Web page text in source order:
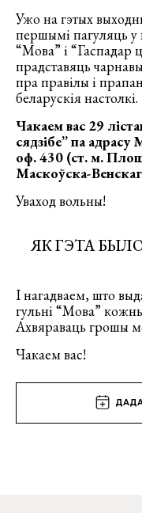
Ужо на гэтых
першымі пагуляць у
“Мова” і “Гаспадар
прадставяць
пра правілы і
беларускія настолкі.
Чакаем вас 29
сядзібе” па
оф. 430 (ст. м.
Маскоўска-
Уваход вольны!
ЯК ГЭТА
І нагадваем, што
гульні “Мова”
Ахвяраваць грошы
Чакаем вас!